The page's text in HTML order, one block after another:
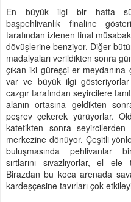
En büyük ilgi bir hafta
başpehlivanlık finaline
tarafından izlenen final
dövüşlerine benziyor. Diğer
madalyaları verildikten sonra
çıkan iki güreşçi er meydanına
var ve büyük ilgi gösteriyorlar
cazgır tarafından seyircilere
alanın ortasına geldikten
peşrev çekerek yürüyorlar.
katetikten sonra
merkezine dönüyor. Çeşitli
buluşmasında pehlivanlar
sırtlarını sıvazlıyorlar, el
Birazdan bu koca arenada
kardeşçesine tavırları çok